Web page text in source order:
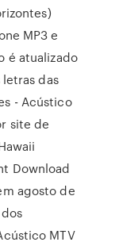
MP3 e
é atualizado
das
- Acústico
site de
Download
agosto de
MTV